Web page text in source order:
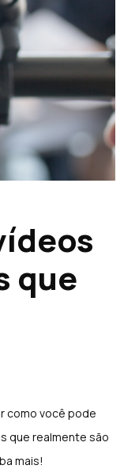
que
como você pode
que realmente são
mais!